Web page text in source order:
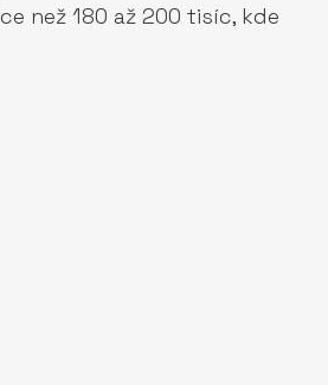
než 180 až 200 tisíc, kde